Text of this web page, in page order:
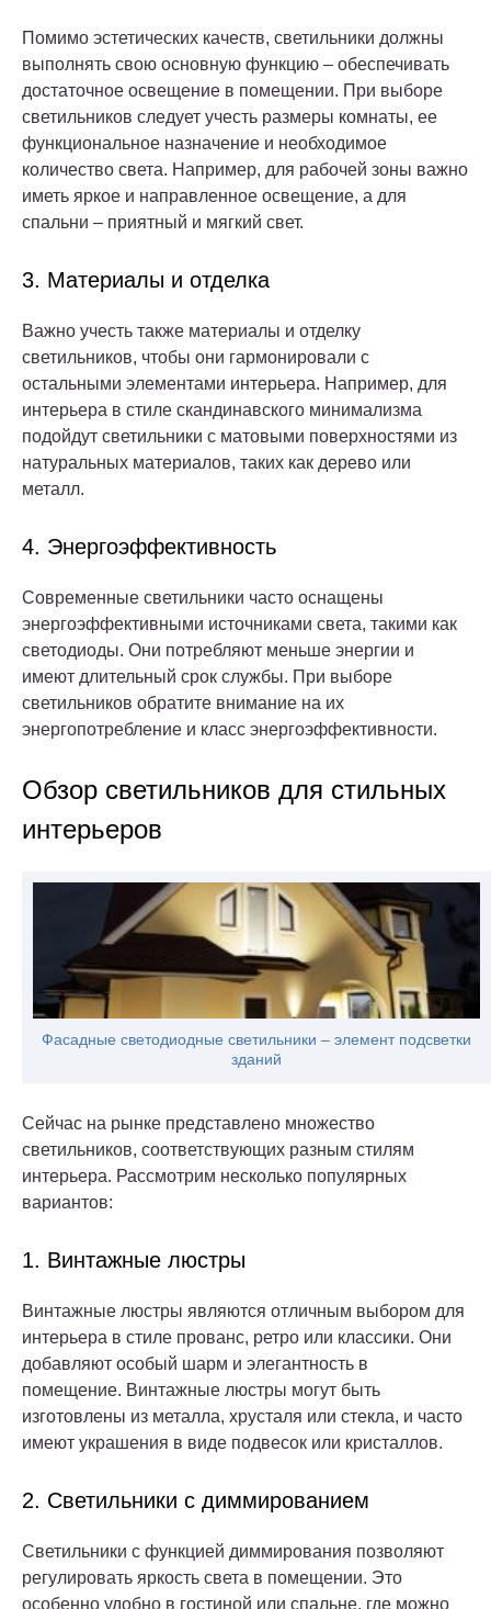
Помимо эстетических качеств, светильники должны
выполнять свою основную функцию – обеспечивать
достаточное освещение в помещении. При выборе
светильников следует учесть размеры комнаты, ее
функциональное назначение и необходимое
количество света. Например, для рабочей зоны важно
иметь яркое и направленное освещение, а для
спальни – приятный и мягкий свет.
3. Материалы и отделка
Важно учесть также материалы и отделку
светильников, чтобы они гармонировали с
остальными элементами интерьера. Например, для
интерьера в стиле скандинавского минимализма
подойдут светильники с матовыми поверхностями из
натуральных материалов, таких как дерево или
металл.
4. Энергоэффективность
Современные светильники часто оснащены
энергоэффективными источниками света, такими как
светодиоды. Они потребляют меньше энергии и
имеют длительный срок службы. При выборе
светильников обратите внимание на их
энергопотребление и класс энергоэффективности.
Обзор светильников для стильных
интерьеров
Фасадные светодиодные светильники – элемент подсветки
зданий
Сейчас на рынке представлено множество
светильников, соответствующих разным стилям
интерьера. Рассмотрим несколько популярных
вариантов:
1. Винтажные люстры
Винтажные люстры являются отличным выбором для
интерьера в стиле прованс, ретро или классики. Они
добавляют особый шарм и элегантность в
помещение. Винтажные люстры могут быть
изготовлены из металла, хрусталя или стекла, и часто
имеют украшения в виде подвесок или кристаллов.
2. Светильники с диммированием
Светильники с функцией диммирования позволяют
регулировать яркость света в помещении. Это
особенно удобно в гостиной или спальне, где можно